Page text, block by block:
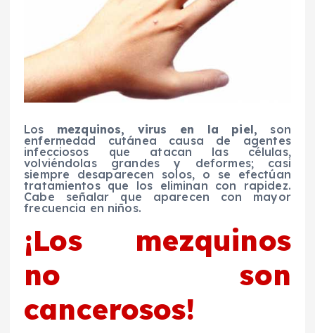
Los mezquinos, virus en la piel, son
enfermedad cutánea causa de agentes
infecciosos que atacan las células,
volviéndolas grandes y deformes; casi
siempre desaparecen solos, o se efectúan
tratamientos que los eliminan con rapidez.
Cabe señalar que aparecen con mayor
frecuencia en niños.
¡Los mezquinos
no son
cancerosos!